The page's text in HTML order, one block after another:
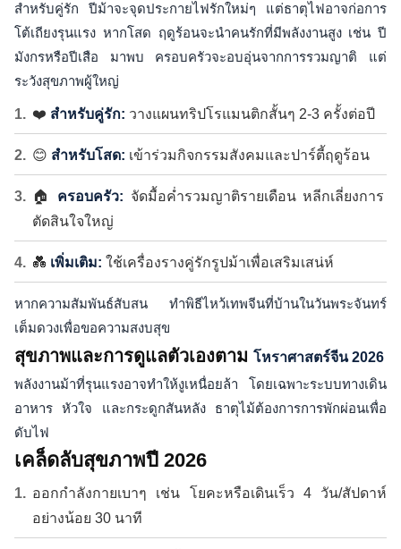
สำหรับคู่รัก ปีม้าจะจุดประกายไฟรักใหม่ๆ แต่ธาตุไฟอาจก่อการ
โต้เถียงรุนแรง หากโสด ฤดูร้อนจะนำคนรักที่มีพลังงานสูง เช่น ปี
มังกรหรือปีเสือ มาพบ ครอบครัวจะอบอุ่นจากการรวมญาติ แต่
ระวังสุขภาพผู้ใหญ่
❤️ สำหรับคู่รัก: วางแผนทริปโรแมนติกสั้นๆ 2-3 ครั้งต่อปี
😊 สำหรับโสด: เข้าร่วมกิจกรรมสังคมและปาร์ตี้ฤดูร้อน
🏠 ครอบครัว: จัดมื้อค่ำรวมญาติรายเดือน หลีกเลี่ยงการ
ตัดสินใจใหญ่
💑 เพิ่มเติม: ใช้เครื่องรางคู่รักรูปม้าเพื่อเสริมเสน่ห์
หากความสัมพันธ์สับสน ทำพิธีไหว้เทพจีนที่บ้านในวันพระจันทร์
เต็มดวงเพื่อขอความสงบสุข
สุขภาพและการดูแลตัวเองตาม โหราศาสตร์จีน 2026
พลังงานม้าที่รุนแรงอาจทำให้งูเหนื่อยล้า โดยเฉพาะระบบทางเดิน
อาหาร หัวใจ และกระดูกสันหลัง ธาตุไม้ต้องการการพักผ่อนเพื่อ
ดับไฟ
เคล็ดลับสุขภาพปี 2026
ออกกำลังกายเบาๆ เช่น โยคะหรือเดินเร็ว 4 วัน/สัปดาห์
อย่างน้อย 30 นาที